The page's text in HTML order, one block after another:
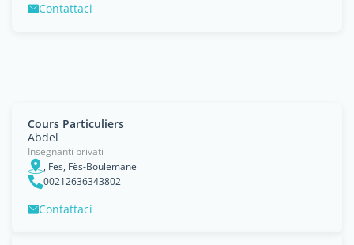
Contattaci
Cours Particuliers
Abdel
Insegnanti privati
, Fes, Fès-Boulemane
00212636343802
Contattaci